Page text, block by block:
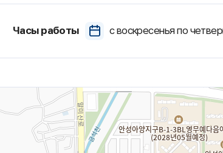
Часы работы с воскресенья по